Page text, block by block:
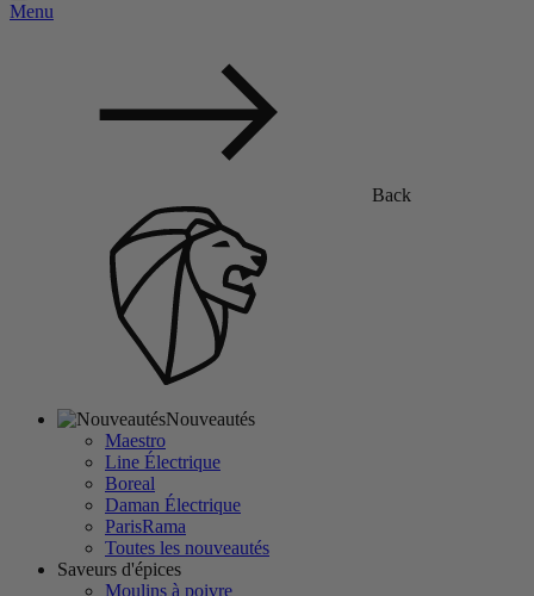
Menu
Back
Nouveautés
Maestro
Line Électrique
Boreal
Daman Électrique
ParisRama
Toutes les nouveautés
Saveurs d'épices
Moulins à poivre